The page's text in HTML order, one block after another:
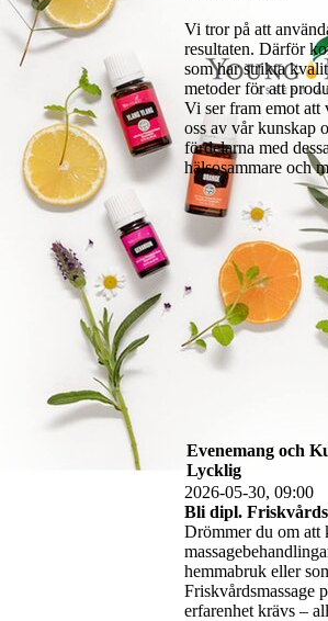
Vi tror på att
resultaten. Därför
som har strikta
metoder för att
Vi ser fram emot att
oss av vår kunskap
fördelarna med
hälsosammare och
Evenemang och
Lycklig
2026-05-30, 09:00
Bli dipl.
Drömmer du om att
hemmabruk eller
Friskvårdsmassage
erfarenhet krävs –